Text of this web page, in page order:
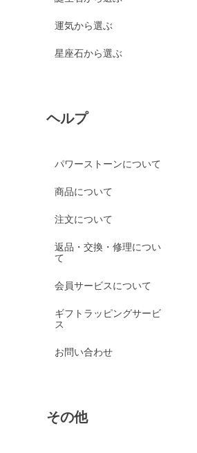
運気から選ぶ
星座石から選ぶ
ヘルプ
パワーストーンについて
商品について
注文について
返品・交換・修理につい
て
会員サービスについて
ギフトラッピングサービ
ス
お問い合わせ
その他